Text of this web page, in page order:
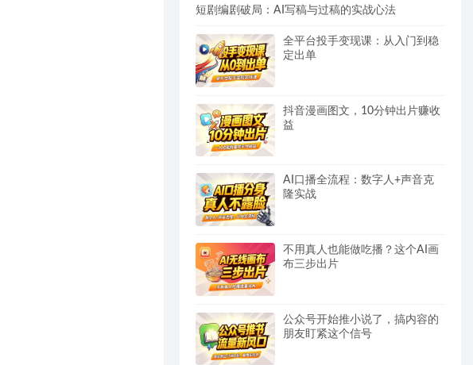
短剧编剧破局：AI写稿与过稿的实战心法
全平台投手变现课：从入门到稳
定出单
抖音漫画图文，10分钟出片赚收
益
AI口播全流程：数字人+声音克
隆实战
不用真人也能做吃播？这个AI画
布三步出片
公众号开始推小说了，搞内容的
朋友盯紧这个信号